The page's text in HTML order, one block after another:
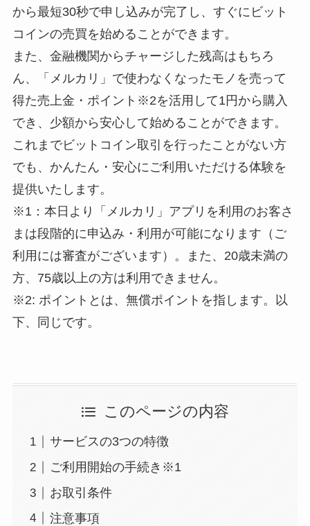
から最短30秒で申し込みが完了し、すぐにビット
コインの売買を始めることができます。
また、金融機関からチャージした残高はもちろ
ん、「メルカリ」で使わなくなったモノを売って
得た売上金・ポイント※2を活用して1円から購入
でき、少額から安心して始めることができます。
これまでビットコイン取引を行ったことがない方
でも、かんたん・安心にご利用いただける体験を
提供いたします。
※1：本日より「メルカリ」アプリを利用のお客さ
まは段階的に申込み・利用が可能になります（ご
利用には審査がございます）。また、20歳未満の
方、75歳以上の方は利用できません。
※2: ポイントとは、無償ポイントを指します。以
下、同じです。
このページの内容
サービスの3つの特徴
ご利用開始の手続き※1
お取引条件
注意事項